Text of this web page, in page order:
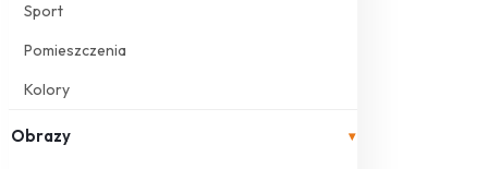
Sport
Pomieszczenia
Kolory
Obrazy ▾